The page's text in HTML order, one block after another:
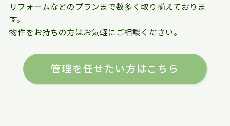
リフォームなどのプランまで数多く取り揃えておりま
す。
物件をお持ちの方はお気軽にご相談ください。
管理を任せたい方はこちら